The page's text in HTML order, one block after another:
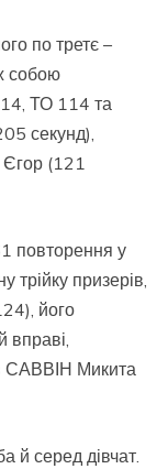
по третє –
собою
ТО 114 та
секунд),
Єгор (121
повторення у
трійку призерів,
його
вправі,
САВВІН Микита
й серед дівчат.